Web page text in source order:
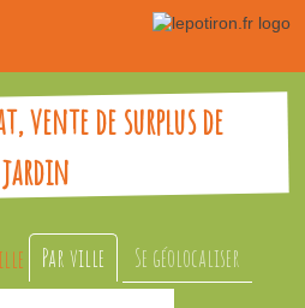
vente de surplus de
jardin
Par ville Se géolocaliser